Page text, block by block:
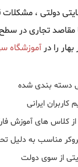
دولتی ،
مقاصد تجاری در
را در آموزشگاه
دسته بندی شده
ایرانی
از کلاس های آموزش
مناسب به دلیل
از سوی دولت